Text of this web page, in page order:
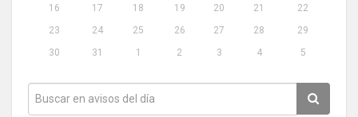
16
17 18 19 20 21
22
23
24 25 26 27 28
29
30
31 1 2 3 4 5